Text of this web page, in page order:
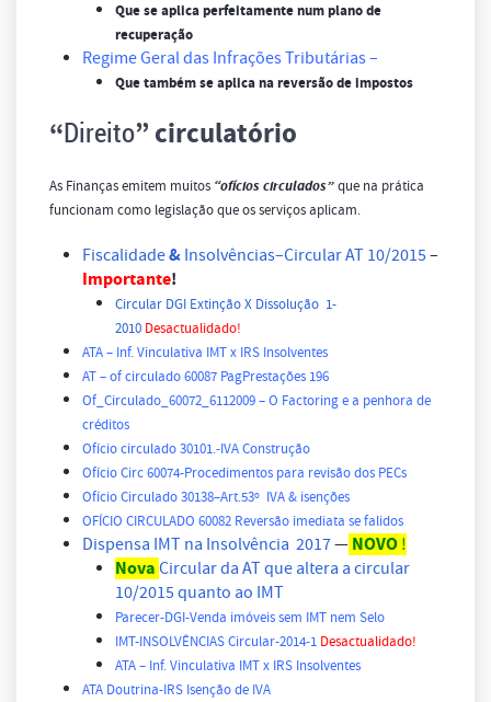
Que se aplica perfeitamente num plano de
recuperação
Regime Geral das Infrações Tributárias–
Que também se aplica na reversão de impostos
“Direito” circulatório
As Finanças emitem muitos “ofícios circulados”que na prática
funcionam como legislação que os serviços aplicam.
Fiscalidade& Insolvências–Circular AT 10/2015–
Importante!
Circular DGI Extinção X Dissolução 1-
2010 Desactualidado!
ATA – Inf. Vinculativa IMT x IRS Insolventes
AT – of circulado 60087 PagPrestações 196
Of_Circulado_60072_6112009 – O Factoring e a penhora de
créditos
Ofício circulado 30101.-IVA Construção
Ofício Circ 60074-Procedimentos para revisão dos PECs
Ofício Circulado 30138–Art.53º IVA & isenções
OFÍCIO CIRCULADO 60082 Reversão imediata se falidos
Dispensa IMT na Insolvência 2017— NOVO !
Nova Circular da AT que altera a circular
10/2015 quanto ao IMT
Parecer-DGI-Venda imóveis sem IMT nem Selo
IMT-INSOLVÊNCIAS Circular-2014-1 Desactualidado!
ATA – Inf. Vinculativa IMT x IRS Insolventes
ATA Doutrina-IRS Isenção de IVA